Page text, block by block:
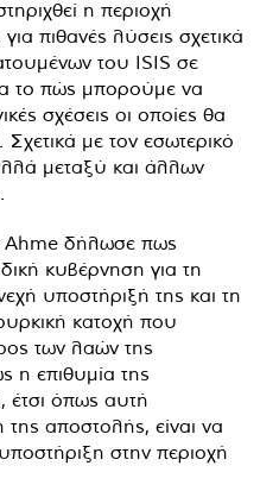
η περιοχή
για πιθανές λύσεις σχετικά
του ISIS σε
το πώς μπορούμε να
σχέσεις οι οποίες θα
με τον εσωτερικό
μεταξύ και άλλων
Ahme δήλωσε πως
κυβέρνηση για τη
υποστήριξή της και τη
κατοχή που
των λαών της
η επιθυμία της
έτσι όπως αυτή
αποστολής, είναι να
στην περιοχή